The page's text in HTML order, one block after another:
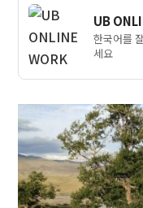
UB
한국어를
세요